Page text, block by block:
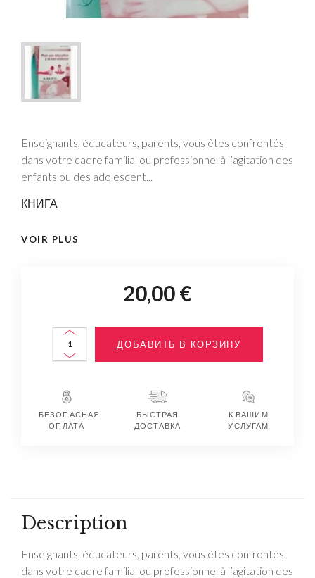
Enseignants, éducateurs, parents, vous êtes confrontés
dans votre cadre familial ou professionnel à l’agitation des
enfants ou des adolescent...
КНИГА
VOIR PLUS
20,00 €
ДОБАВИТЬ В КОРЗИНУ
БЕЗОПАСНАЯ
ОПЛАТА
БЫСТРАЯ
ДОСТАВКА
К ВАШИМ
УСЛУГАМ
Description
Enseignants, éducateurs, parents, vous êtes confrontés
dans votre cadre familial ou professionnel à l’agitation des